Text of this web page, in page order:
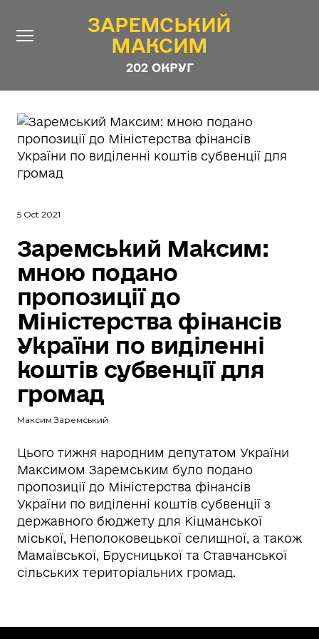
ЗАРЕМСЬКИЙ
МАКСИМ
202 ОКРУГ
ЗАРЕМСЬКИЙ
МАКСИМ
202 ОКРУГ
Новини
Анонімні опитування
Стежити за Депутатом
5 Oct 2021
Заремський Максим:
мною подано
пропозиції до
Міністерства фінансів
України по виділенні
коштів субвенції для
громад
Максим Заремський
Цього тижня народним депутатом України
Максимом Заремським було подано
пропозиції до Міністерства фінансів
України по виділенні коштів субвенції з
державного бюджету для Кіцманської
міської, Неполоковецької селищної, а також
Мамаївської, Брусницької та Ставчанської
сільських територіальних громад.